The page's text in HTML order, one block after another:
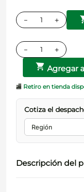
＋
－
＋
－
Agregar
🏬 Retiro en tienda
Cotiza el
Descripción del